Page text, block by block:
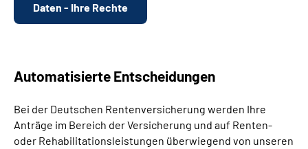
Daten - Ihre Rechte
Automatisierte Entscheidungen
Bei der Deutschen Rentenversicherung werden Ihre
Anträge im Bereich der Versicherung und auf Renten-
oder Rehabilitationsleistungen überwiegend von unseren